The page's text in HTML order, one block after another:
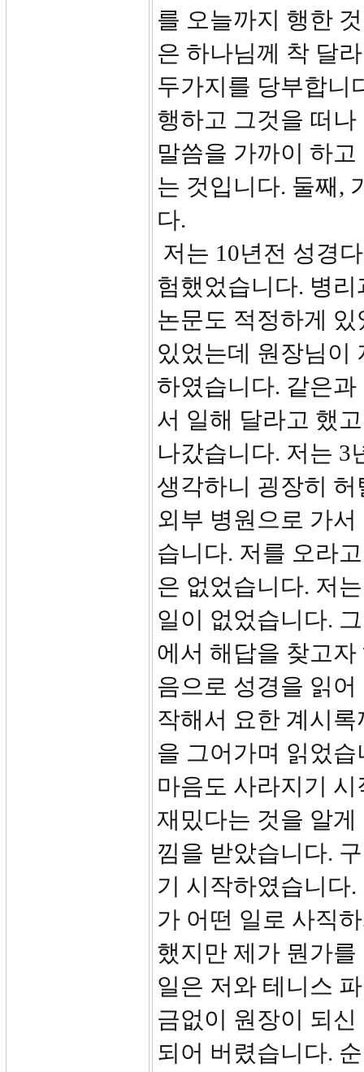
를 오늘까지 행한
은 하나님께 착 달
두가지를 당부합니
행하고 그것을 떠
말씀을 가까이 하
는 것입니다. 둘째,
다.
저는 10년전 성경
험했었습니다. 병
논문도 적정하게
있었는데 원장님이
하였습니다. 같은
서 일해 달라고 했
나갔습니다. 저는 3
생각하니 굉장히
외부 병원으로 가
습니다. 저를 오라
은 없었습니다. 저
일이 없었습니다.
에서 해답을 찾고
음으로 성경을 읽
작해서 요한 계시
을 그어가며 읽었
마음도 사라지기
재밌다는 것을 알
낌을 받았습니다.
기 시작하였습니다
가 어떤 일로 사직
했지만 제가 뭔가
일은 저와 테니스
금없이 원장이 되
되어 버렸습니다.